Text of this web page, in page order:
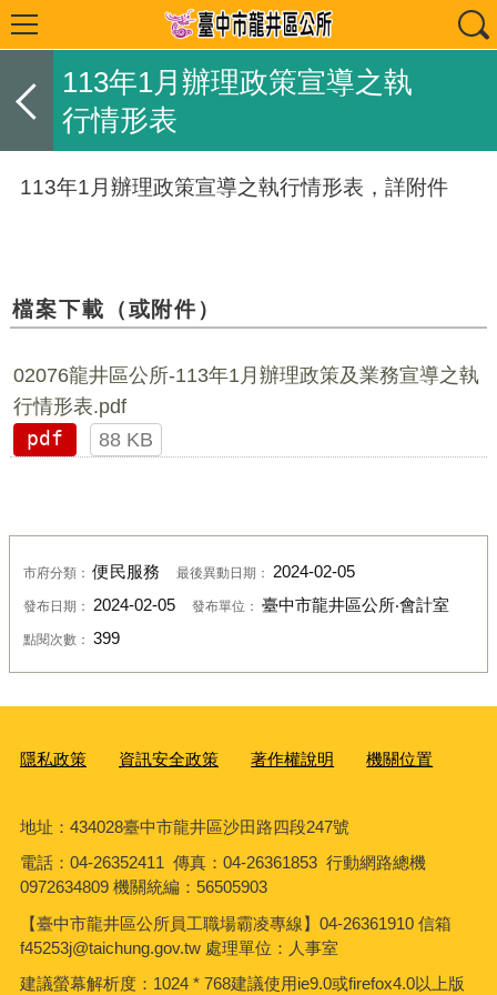
113年1月辦理政策宣導之執
行情形表
113年1月辦理政策宣導之執行情形表，詳附件
檔案下載（或附件）
02076龍井區公所-113年1月辦理政策及業務宣導之執
行情形表.pdf
pdf
88 KB
市府分類：便民服務 最後異動日期： 2024-02-05
發布日期： 2024-02-05 發布單位： 臺中市龍井區公所‧會計室
點閱次數： 399
隱私政策 資訊安全政策 著作權說明 機關位置
地址：434028臺中市龍井區沙田路四段247號
電話：04-26352411 傳真：04-26361853 行動網路總機
0972634809 機關統編：56505903
【臺中市龍井區公所員工職場霸凌專線】04-26361910 信箱
f45253j@taichung.gov.tw 處理單位：人事室
建議螢幕解析度：1024 * 768建議使用ie9.0或firefox4.0以上版